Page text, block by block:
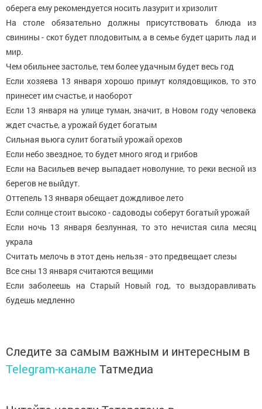
оберега ему рекомендуется носить лазурит и хризолит
На столе обязательно должны присутствовать блюда из
свинины - скот будет плодовитым, а в семье будет царить лад и
мир.
Чем обильнее застолье, тем более удачным будет весь год
Если хозяева 13 января хорошо примут колядовщиков, то это
принесет им счастье, и наоборот
Если 13 января на улице туман, значит, в Новом году человека
ждет счастье, а урожай будет богатым
Сильная вьюга сулит богатый урожай орехов
Если небо звездное, то будет много ягод и грибов
Если на Васильев вечер выпадает новолуние, то реки весной из
берегов не выйдут.
Оттепель 13 января обещает дождливое лето
Если солнце стоит высоко - садоводы соберут богатый урожай
Если ночь 13 января безлунная, то это нечистая сила месяц
украла
Считать мелочь в этот день нельзя - это предвещает слезы
Все сны 13 января считаются вещими
Если заболеешь на Старый Новый год, то выздоравливать
будешь медленно
Следите за самым важным и интересным в
Telegram-канале Татмедиа